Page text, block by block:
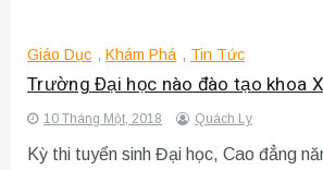
Giáo Dục , Khám Phá , Tin Tức
Trường Đại học nào đào tạo khoa
10 Tháng Một, 2018 Quách Ly
Kỳ thi tuyển sinh Đại học, Cao đẳng